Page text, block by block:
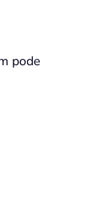
pode